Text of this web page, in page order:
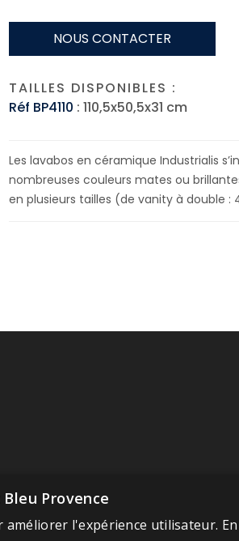
NOUS CONTACTER
TAILLES DISPONIBLES :
Réf BP4110 : 110,5x50,5x31 cm
Les lavabos en céramique Industrialis
nombreuses couleurs mates ou
en plusieurs tailles (de vanity à double :
Provence
l'expérience utilisateur. En